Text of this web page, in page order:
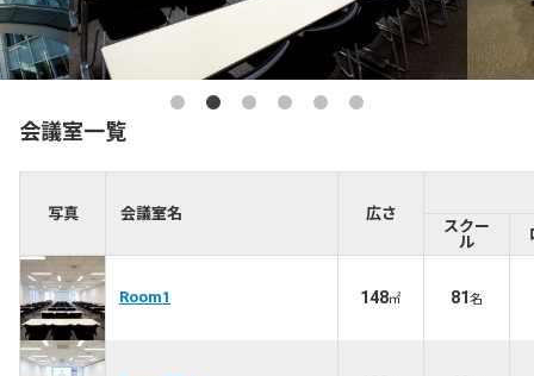
会議室一覧
写真 会議室名 広さ
スクー
ル
Room1 148㎡ 81 名